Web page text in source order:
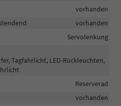
vorhanden
vorhanden
Servolenkung
Tagfahrlicht, LED-Rückleuchten,
Reserverad
vorhanden